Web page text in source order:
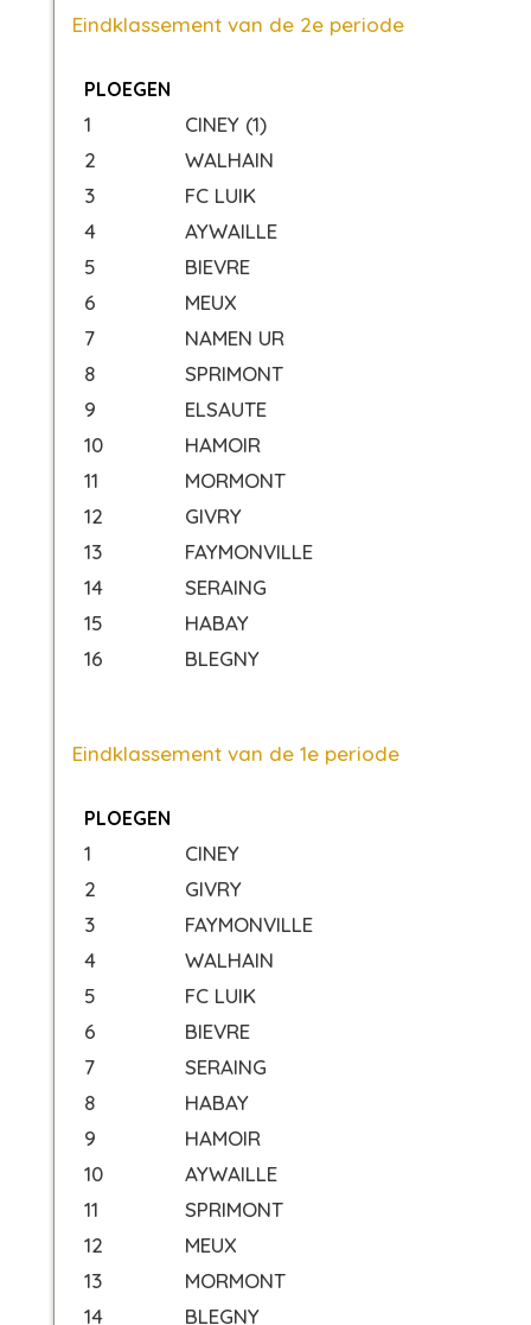
Eindklassement van de 2e periode
PLOEGEN
1
CINEY (1)
2
WALHAIN
3
FC LUIK
4
AYWAILLE
5
BIEVRE
6
MEUX
7
NAMEN UR
8
SPRIMONT
9
ELSAUTE
10
HAMOIR
11
MORMONT
12
GIVRY
13
FAYMONVILLE
14
SERAING
15
HABAY
16
BLEGNY
Eindklassement van de 1e periode
PLOEGEN
1
CINEY
2
GIVRY
3
FAYMONVILLE
4
WALHAIN
5
FC LUIK
6
BIEVRE
7
SERAING
8
HABAY
9
HAMOIR
10
AYWAILLE
11
SPRIMONT
12
MEUX
13
MORMONT
14
BLEGNY